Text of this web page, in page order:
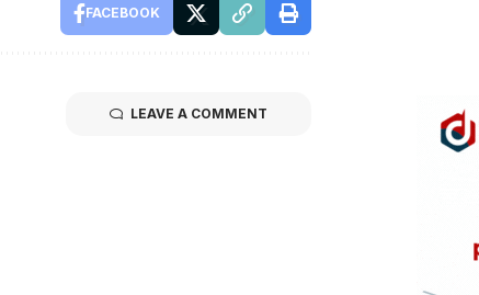
FACEBOOK
LEAVE A COMMENT